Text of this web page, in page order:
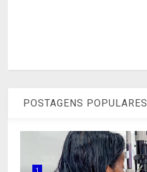
POSTAGENS POPULARES
1